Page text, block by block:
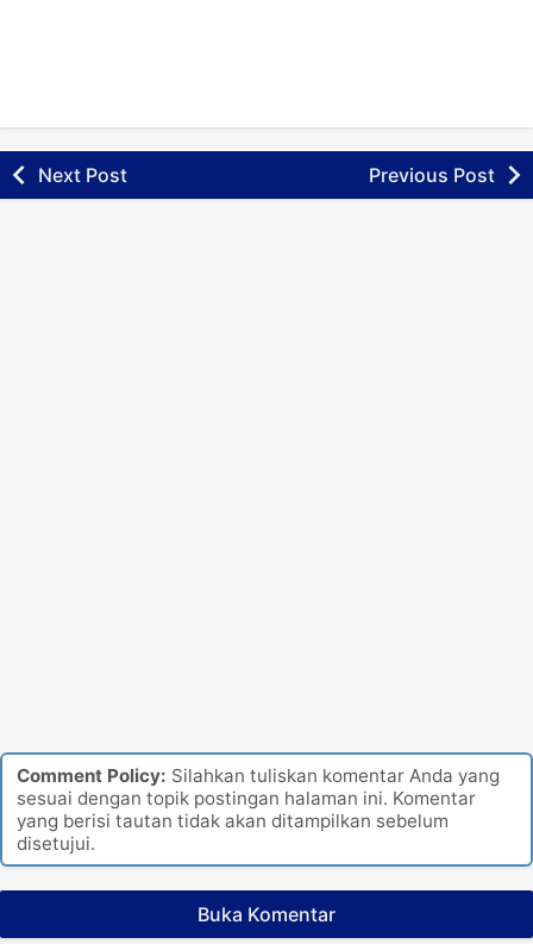
Next Post Previous Post
Comment Policy: Silahkan tuliskan komentar Anda yang
sesuai dengan topik postingan halaman ini. Komentar
yang berisi tautan tidak akan ditampilkan sebelum
disetujui.
Buka Komentar